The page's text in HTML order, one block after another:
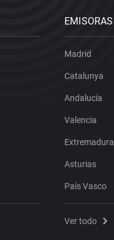
EMISORAS
Madrid
Catalunya
Andalucía
Valencia
Extremadura
Asturias
País Vasco
Ver todo